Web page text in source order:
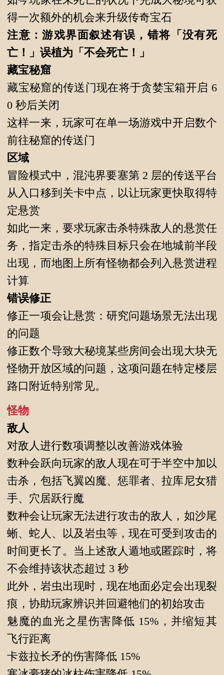
得一次额外的机会来升级传奇宝石
注意：游戏界面叙述有误，错将「没有死
亡！」误植为「不会死亡！」
藏宝秘窟
藏宝秘窟的传送门现在将于贪婪宝箱开启 6
0 秒后关闭
这样一来，玩家可在单一场游戏中开启数个
前往秘窟的传送门
区域
冒险模式中，混沌界要塞第 2 层的传送平台
从入口移到关卡中点，以让玩家更快取得特
定悬赏
如此一来，要求玩家击杀特殊敌人的悬赏任
务，指定击杀的特殊目标只会在地城前半段
出现，而地图上所有怪物都会列入悬赏进程
计算
错误修正
修正一项会让悬赏：研究问题场景无法出现
的问题
修正数个导致大秘境某些房间会出现大块无
怪物开放区域的问题，这项问题在特定楼层
路口附近特别常见。
怪物
敌人
对敌人进行数项调整以改善游戏体验
数种会跃向玩家的敌人现在可于半空中加以
击杀，包括飞翼凶魔、惩罪者、拉库尼女猎
手、穴居跃行魔
数种会让玩家无法进行攻击的敌人，如沙尾
蜥、蛇人、以及岩虫等，现在可受到攻击的
时间更长了。当上述敌人遁地或匿踪时，将
不会维持该状态超过 3 秒
此外，岩虫出现时，现在地面必定会出现裂
痕，协助玩家辨识并回避牠们的初始攻击
魅魔的血光之星伤害降低 15%，并缩短其
飞行距离
卡兹拉长矛的伤害降低 15%